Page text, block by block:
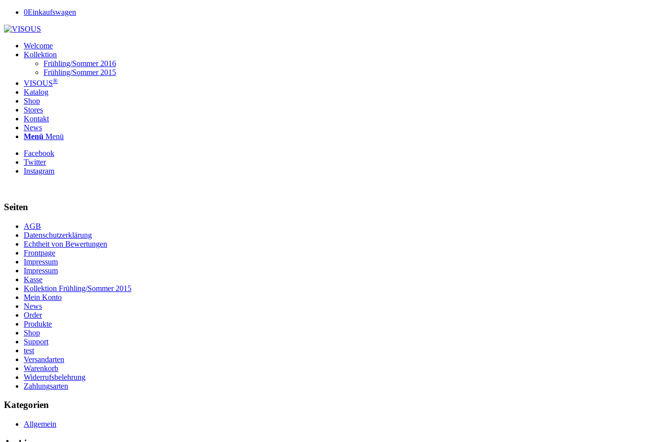
0Einkaufswagen
Welcome
Kollektion
Frühling/Sommer 2016
Frühling/Sommer 2015
VISOUS®
Katalog
Shop
Stores
Kontakt
News
Menü Menü
Facebook
Twitter
Instagram
Seiten
AGB
Datenschutzerklärung
Echtheit von Bewertungen
Frontpage
Impressum
Impressum
Kasse
Kollektion Frühling/Sommer 2015
Mein Konto
News
Order
Produkte
Shop
Support
test
Versandarten
Warenkorb
Widerrufsbelehrung
Zahlungsarten
Kategorien
Allgemein